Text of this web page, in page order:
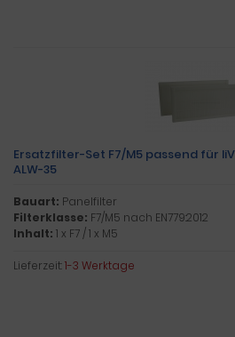
Ersatzfilter-Set F7/M5 passend für
ALW-35
Bauart: Panelfilter
Filterklasse: F7/M5 nach EN779:2012
Inhalt: 1 x F7 / 1 x M5
Lieferzeit:1-3 Werktage